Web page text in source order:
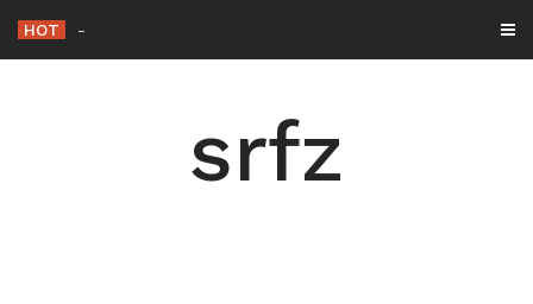
content
HOT Die Rolle der Hacker éthique in
srfz